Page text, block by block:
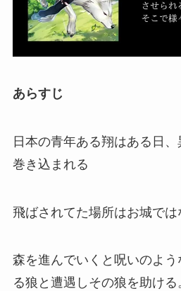
あらすじ
日本の青年ある翔はある日
巻き込まれる
飛ばされてた場所はお城では
森を進んでいくと呪いのよ
る狼と遭遇しその狼を助ける